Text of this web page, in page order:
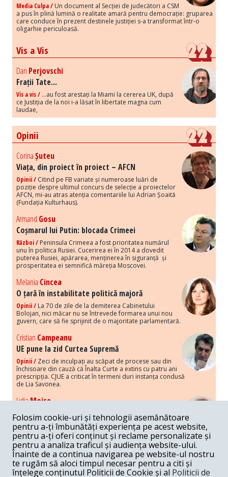
Media Culpa / Un document al Secției de judecători a CSM
a pus în plină lumină o realitate amară pentru democrație: gruparea
care conduce în prezent destinele justiției s-a transformat într-o
oligarhie periculoasă.
Vis a Vis
Dan Perjovschi
Frații Tate...
Vis a vis / ...au fost arestați la Miami la cererea UK, după
ce Justiția de la noi i-a lăsat în libertate magna cum
laudae,
Opinii
CorinaȘuteu
Viața, din proiect în proiect – AFCN
Opinii / Citind pe FB variate și numeroase luări de
poziție despre ultimul concurs de selecție a proiectelor
AFCN, mi-au atras atenția comentariile lui Adrian Șoaită
(Fundația Kulturhaus).
Armand Gosu
Coșmarul lui Putin: blocada Crimeei
Război / Peninsula Crimeea a fost prioritatea numărul
unu în politica Rusiei. Cucerirea ei în 2014 a dovedit
puterea Rusiei, apărarea, menținerea în siguranță și
prosperitatea ei semnifică măreția Moscovei.
Melania Cincea
O țară în instabilitate politică majoră
Opinii / La 70 de zile de la demiterea Cabinetului
Bolojan, nici măcar nu se întrevede formarea unui nou
guvern, care să fie sprijinit de o majoritate parlamentară.
Cristian Campeanu
UE pune la zid Curtea Supremă
Opinii / Zeci de inculpați au scăpat de procese sau din
închisoare din cauză că Înalta Curte a extins cu patru ani
prescripția. CJUE a criticat în termeni duri instanța condusă
de Lia Savonea.
LidiaMoise
Costurile economice ale haosului politic
Opinii / Economia nu poate rezista cu retorica falsă a
susținerii intereselor poporului, care, de fapt, ascunde
obsesia menținerii privilegiilor și a averilor unor caste.
Melania Cincea
Noi puseuri de xenofobie din partea românilor
Folosim cookie-uri și tehnologii asemănătoare
pentru a-ți îmbunătăți experiența pe acest website,
pentru a-ți oferi conținut și reclame personalizate și
pentru a analiza traficul și audiența website-ului.
Înainte de a continua navigarea pe website-ul nostru
te rugăm să aloci timpul necesar pentru a citi și
înțelege conținutul Politicii de Cookie și al Politicii de